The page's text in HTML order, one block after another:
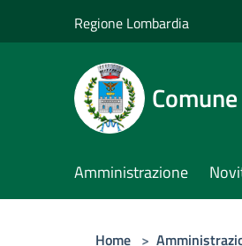
Regione Lombardia
Amministrazione
Home >